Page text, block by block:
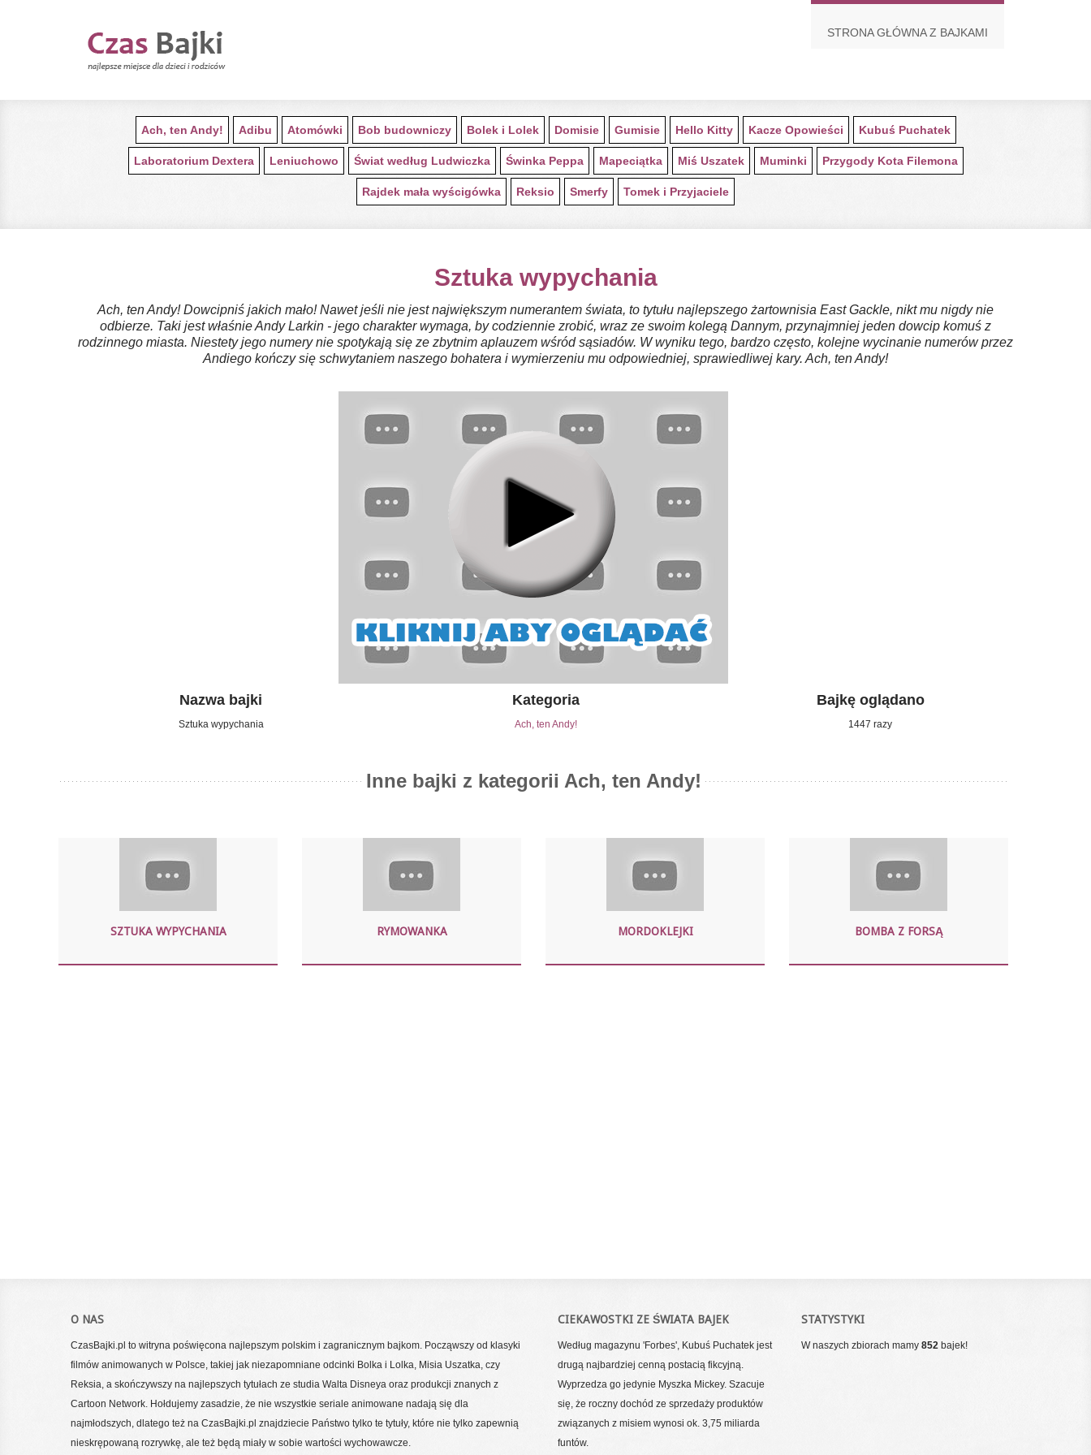
STRONA GŁÓWNA Z BAJKAMI
Ach, ten Andy! Adibu Atomówki Bob budowniczy Bolek i Lolek Domisie Gumisie Hello Kitty Kacze Opowieści Kubuś Puchatek
Laboratorium Dextera Leniuchowo Świat według Ludwiczka Świnka Peppa Mapeciątka Miś Uszatek Muminki Przygody Kota Filemona
Rajdek mała wyścigówka Reksio Smerfy Tomek i Przyjaciele
Sztuka wypychania
Ach, ten Andy! Dowcipniś jakich mało! Nawet jeśli nie jest największym numerantem świata, to tytułu najlepszego żartownisia East Gackle, nikt mu nigdy nie
odbierze. Taki jest właśnie Andy Larkin - jego charakter wymaga, by codziennie zrobić, wraz ze swoim kolegą Dannym, przynajmniej jeden dowcip komuś z
rodzinnego miasta. Niestety jego numery nie spotykają się ze zbytnim aplauzem wśród sąsiadów. W wyniku tego, bardzo często, kolejne wycinanie numerów przez
Andiego kończy się schwytaniem naszego bohatera i wymierzeniu mu odpowiedniej, sprawiedliwej kary. Ach, ten Andy!
Nazwa bajki
Sztuka wypychania
Kategoria
Ach, ten Andy!
Bajkę oglądano
1447 razy
Inne bajki z kategorii Ach, ten Andy!
SZTUKA WYPYCHANIA RYMOWANKA MORDOKLEJKI BOMBA Z FORSĄ
O NAS
CzasBajki.pl to witryna poświęcona najlepszym polskim i zagranicznym bajkom. Począwszy od klasyki
filmów animowanych w Polsce, takiej jak niezapomniane odcinki Bolka i Lolka, Misia Uszatka, czy
Reksia, a skończywszy na najlepszych tytułach ze studia Walta Disneya oraz produkcji znanych z
Cartoon Network. Hołdujemy zasadzie, że nie wszystkie seriale animowane nadają się dla
najmłodszych, dlatego też na CzasBajki.pl znajdziecie Państwo tylko te tytuły, które nie tylko zapewnią
nieskrępowaną rozrywkę, ale też będą miały w sobie wartości wychowawcze.
CIEKAWOSTKI ZE ŚWIATA BAJEK
Według magazynu 'Forbes', Kubuś Puchatek jest
drugą najbardziej cenną postacią fikcyjną.
Wyprzedza go jedynie Myszka Mickey. Szacuje
się, że roczny dochód ze sprzedaży produktów
związanych z misiem wynosi ok. 3,75 miliarda
funtów.
STATYSTYKI
W naszych zbiorach mamy 852 bajek!